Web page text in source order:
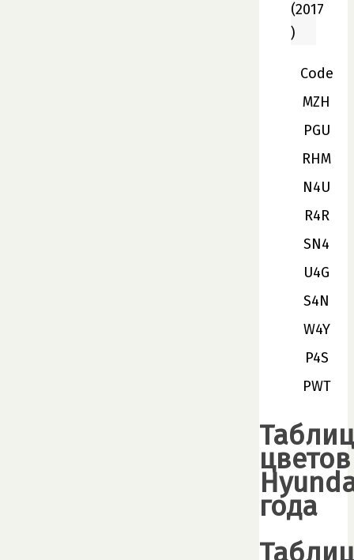
(2017
)
Code
MZH
PGU
RHM
N4U
R4R
SN4
U4G
S4N
W4Y
P4S
PWT
цветов
года